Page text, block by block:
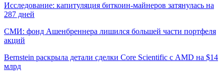
Исследование: капитуляция биткоин-майнеров затянулась на
287 дней
СМИ: фонд Ашенбреннера лишился большей части портфеля
акций
Bernstein раскрыла детали сделки Core Scientific с AMD на $14
млрд